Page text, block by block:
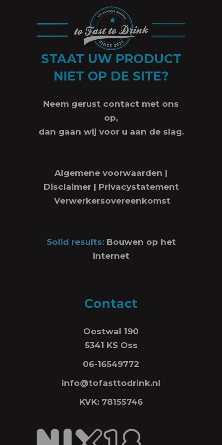
STAAT UW PRODUCT
NIET OP DE SITE?
Neem gerust contact met ons
op,
dan gaan wij voor u aan de slag.
Algemene voorwaarden |
Disclaimer| Privacystatement
Verwerkersovereenkomst
Solid results: Bouwen op het
internet
Contact
Oostwal 190
5341 KS Oss
06-16549772
info@tofasttodrink.nl
KVK: 78155746